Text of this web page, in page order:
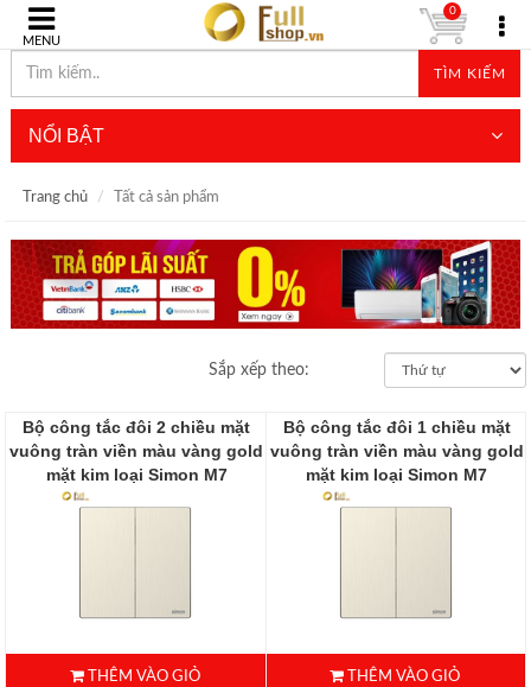
MENU
TÌM KIẾM
0
NỔI BẬT
Trang chủ Tất cả sản phẩm
Sắp xếp theo:
Bộ công tắc đôi 2 chiều mặt
vuông tràn viền màu vàng gold
mặt kim loại Simon M7
661022M-2C
THÊM VÀO GIỎ
Bộ công tắc đôi 1 chiều mặt
vuông tràn viền màu vàng gold
mặt kim loại Simon M7
661021M-2C
THÊM VÀO GIỎ